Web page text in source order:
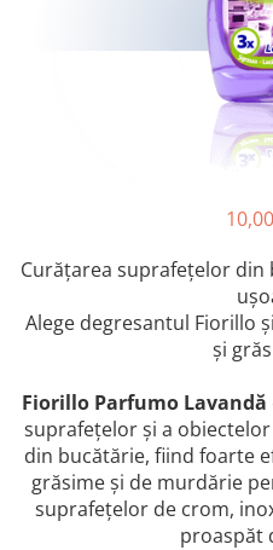
Fructe si legume din Italia
Sosuri Italiene
Sosuri de rosii si pasta de
Dulciuri italiene
Biscuiti italieni
Prajituri, napolitane, cornuri
Bomboane italiene
Ciocolata italiana
Snacksuri italiene
Cafea italiana
Solutii curatat suprafete baie
Detergenti pardoseli
Geluri de dus pentru Barbati si
Antibacterian Pentru Fata sau
Periute de Dinti
Apa de Gura
Geluri intime
Curățarea suprafețelor din
Alege degresantul Fiorillo
și
Fiorillo Parfumo Lavandă
suprafeţelor şi a
din bucătărie, fiind foarte
grăsime şi de murdărie
suprafeţelor de crom,
proaspăt